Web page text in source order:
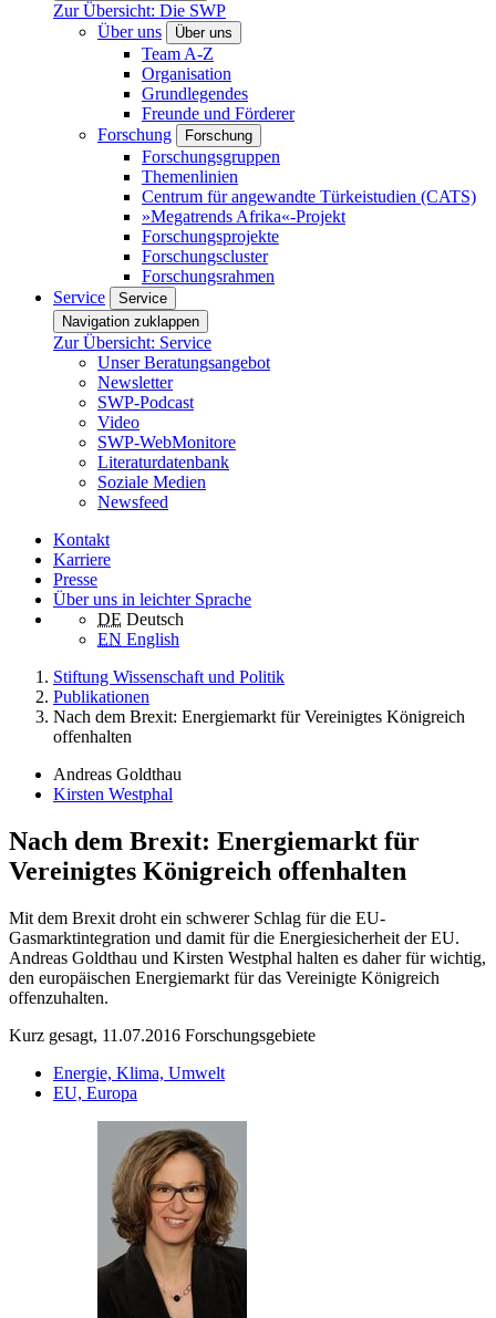
Zur Übersicht: Die SWP
Über uns
Über uns
Team A-Z
Organisation
Grundlegendes
Freunde und Förderer
Forschung
Forschung
Forschungsgruppen
Themenlinien
Centrum für angewandte Türkeistudien (CATS)
»Megatrends Afrika«-Projekt
Forschungsprojekte
Forschungscluster
Forschungsrahmen
Service
Service
Navigation zuklappen
Zur Übersicht: Service
Unser Beratungsangebot
Newsletter
SWP-Podcast
Video
SWP-WebMonitore
Literaturdatenbank
Soziale Medien
Newsfeed
Kontakt
Karriere
Presse
Über uns in leichter Sprache
DE Deutsch
EN English
Stiftung Wissenschaft und Politik
Publikationen
Nach dem Brexit: Energiemarkt für Vereinigtes Königreich
offenhalten
Andreas Goldthau
Kirsten Westphal
Nach dem Brexit: Energiemarkt für
Vereinigtes Königreich offenhalten
Mit dem Brexit droht ein schwerer Schlag für die EU-
Gasmarktintegration und damit für die Energiesicherheit der EU.
Andreas Goldthau und Kirsten Westphal halten es daher für wichtig,
den europäischen Energiemarkt für das Vereinigte Königreich
offenzuhalten.
Kurz gesagt, 11.07.2016 Forschungsgebiete
Energie, Klima, Umwelt
EU, Europa